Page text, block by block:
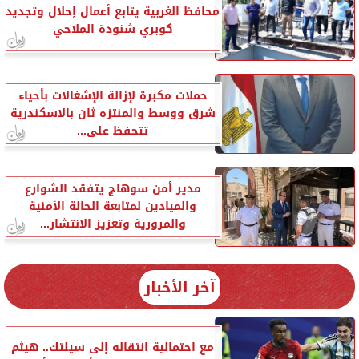
محافظ الغربية يتابع أعمال إحلال وتجديد
كوبري شنودة الملاحي
حملات مكبرة لإزالة الإشغالات بأحياء
شرق ووسط والمنتزه ثان بالاسكندرية
تتحفظ على...
مدير أمن سوهاج يتفقد الشوارع
والميادين لمتابعة الحالة الأمنية
والمرورية وتعزيز الانتشار...
آخر الأخبار
مع احتمالية انتقاله إلى سيلتك.. هيثم